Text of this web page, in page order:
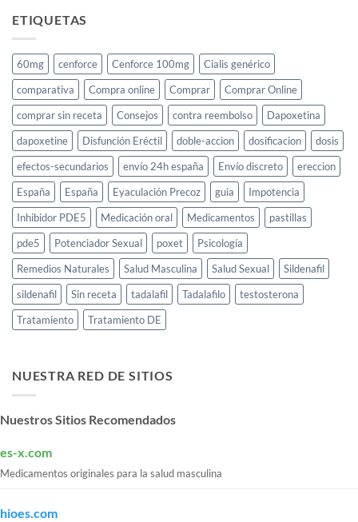
ETIQUETAS
60mg cenforce Cenforce 100mg
Cialis genérico
comparativa
Compra online Comprar
Comprar Online
comprar sin receta
Consejos contra reembolso
Dapoxetina
dapoxetine
Disfunción Eréctil doble-accion dosificacion
dosis
efectos-secundarios
envío 24h españa Envío discreto
ereccion
España
España Eyaculación Precoz guia
Impotencia
Inhibidor PDE5
Medicación oral Medicamentos
pastillas
pde5
Potenciador Sexual poxet
Psicología
Remedios Naturales
Salud Masculina Salud Sexual
Sildenafil
sildenafil
Sin receta tadalafil Tadalafilo
testosterona
Tratamiento
Tratamiento DE
NUESTRA RED DE SITIOS
Nuestros Sitios Recomendados
es-x.com
Medicamentos originales para la salud masculina
hioes.com